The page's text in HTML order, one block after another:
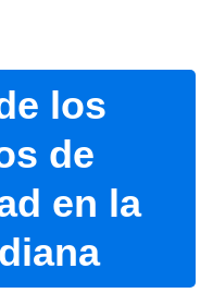
los
de
en la